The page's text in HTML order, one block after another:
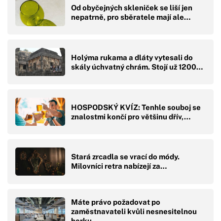
Od obyčejných skleniček se liší jen
nepatrně, pro sběratele mají ale…
Holýma rukama a dláty vytesali do
skály úchvatný chrám. Stojí už 1200…
HOSPODSKÝ KVÍZ: Tenhle souboj se
znalostmi končí pro většinu dřív,…
Stará zrcadla se vrací do módy.
Milovníci retra nabízejí za…
Máte právo požadovat po
zaměstnavateli kvůli nesnesitelnou